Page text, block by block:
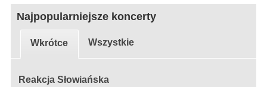
Najpopularniejsze koncerty
Wkrótce Wszystkie
Reakcja Słowiańska